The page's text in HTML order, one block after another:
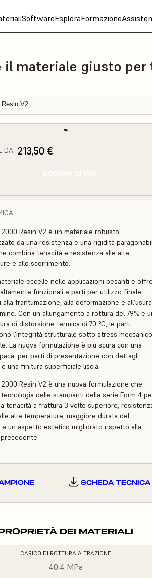
SoftwareEsploraFormazione
il materiale giusto per
Resin V2
DA 213,50 €
2000 Resin V2 è un materiale robusto,
da una resistenza e una rigidità
combina tenacità e resistenza alle alte
e allo scorrimento.
eccelle nelle applicazioni pesanti e offre
funzionali e parti per utilizzo finale
frantumazione, alla deformazione e
Con un allungamento a rottura del 79% e
di distorsione termica di 70 °C, le parti
l'integrità strutturale sotto stress
La nuova formulazione è più scura con una
per parti di presentazione con dettagli
una finitura superficiale liscia.
2000 Resin V2 è una nuova formulazione che
delle stampanti della serie Form 4
tenacità a frattura 3 volte superiore,
alte temperature, maggiore durata del
e un aspetto estetico migliorato rispetto alla
SCHEDA TECNICA
DEI MATERIALI
CARICO DI ROTTURA A TRAZIONE
40.4 MPa